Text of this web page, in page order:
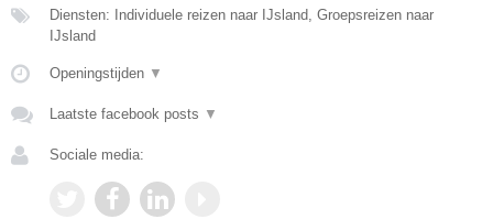
Diensten: Individuele reizen naar IJsland, Groepsreizen naar
IJsland
Openingstijden ▼
Laatste facebook posts ▼
Sociale media: